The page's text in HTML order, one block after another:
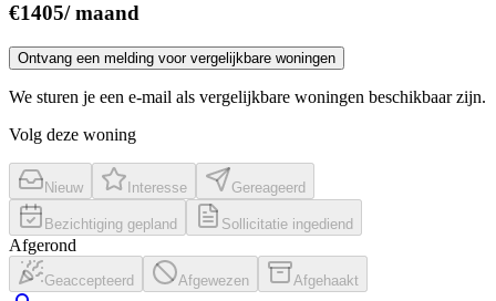
€1405/maand
Ontvang een melding voor vergelijkbare woningen
We sturen je een e-mail als vergelijkbare woningen beschikbaar zijn.
Volg deze woning
Nieuw Interesse Gereageerd
Bezichtiging gepland Sollicitatie ingediend
Afgerond
Geaccepteerd Afgewezen Afgehaakt